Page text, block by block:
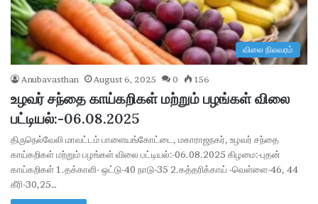
விலை நிலவரம்
Anubavasthan August 6, 2025 0 156
உழவர் சந்தை காய்கறிகள் மற்றும் பழங்கள் விலை
பட்டியல்:-06.08.2025
திருநெல்வேலி மாவட்டம் பாளையங்கோட்டை, மகாராஜநகர், உழவர் சந்தை
காய்கறிகள் மற்றும் பழங்கள் விலை பட்டியல்:-06.08.2025 கிழமை:-புதன்
காய்கறிகள் 1.தக்காளி- ஒட்டு-40 நாடு-35 2.கத்தரிக்காய் -வெள்ளை-46, 44
கீரி-30,25…